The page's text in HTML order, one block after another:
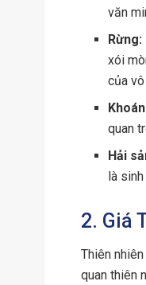
văn
Rừng:
xói
của
quan
Hải
là
2. Giá
Thiên
quan thiên